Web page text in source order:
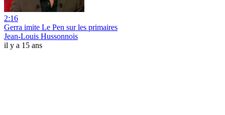
2:16
Gerra imite Le Pen sur les primaires
Jean-Louis Hussonnois
il y a 15 ans